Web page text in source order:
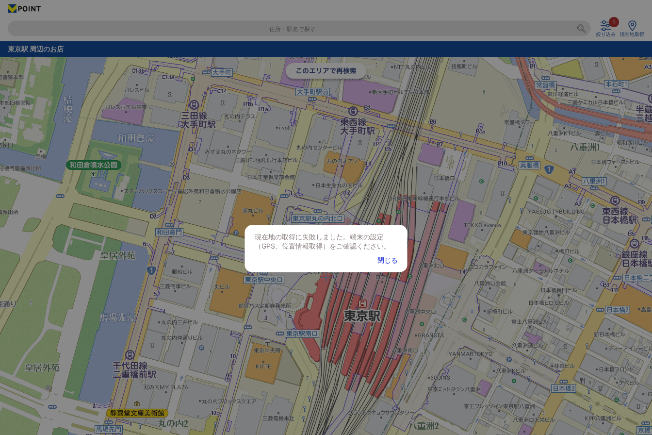
1
絞り込み 現在地取得
東京駅 周辺のお店
現在地の取得に失敗しました。端末の設定
（GPS、位置情報取得）をご確認ください。
閉じる